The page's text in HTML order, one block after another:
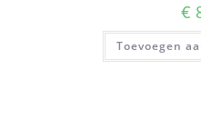
€
Toevoegen